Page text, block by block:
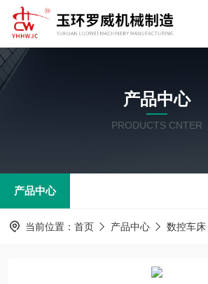
产品中心
PRODUCTS CNTER
产品中心
当前位置： 首页 产品中心 数控车床